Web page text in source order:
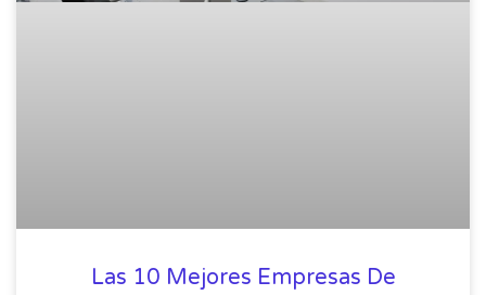
Las 10 Mejores Empresas De